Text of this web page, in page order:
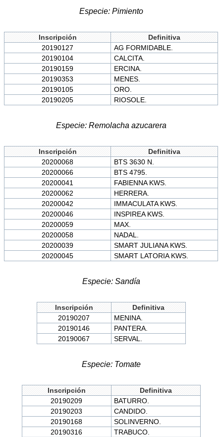
Especie: Pimiento
Inscripción
Definitiva
20190127
AG FORMIDABLE.
20190104
CALCITA.
20190159
ERCINA.
20190353
MENES.
20190105
ORO.
20190205
RIOSOLE.
Especie: Remolacha azucarera
Inscripción
Definitiva
20200068
BTS 3630 N.
20200066
BTS 4795.
20200041
FABIENNA KWS.
20200062
HERRERA.
20200042
IMMACULATA KWS.
20200046
INSPIREA KWS.
20200059
MAX.
20200058
NADAL.
20200039
SMART JULIANA KWS.
20200045
SMART LATORIA KWS.
Especie: Sandía
Inscripción
Definitiva
20190207
MENINA.
20190146
PANTERA.
20190067
SERVAL.
Especie: Tomate
Inscripción
Definitiva
20190209
BATURRO.
20190203
CANDIDO.
20190168
SOLINVERNO.
20190316
TRABUCO.